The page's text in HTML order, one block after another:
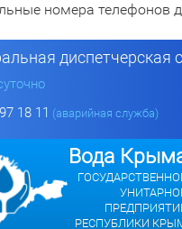
номера телефонов
диспетчерская
18 11 (аварийная служба)
Вода
РЕСПУБЛИКИ